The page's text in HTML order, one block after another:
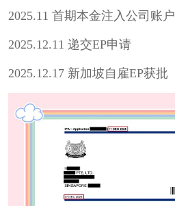
2025.11 首期本金注入公司账户
2025.12.11 递交EP申请
2025.12.17 新加坡自雇EP获批